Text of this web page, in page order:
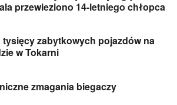
przewieziono 14-letniego chłopca
tysięcy zabytkowych pojazdów na
w Tokarni
zmagania biegaczy